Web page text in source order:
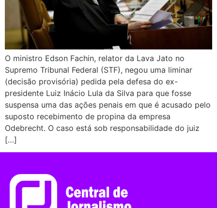
O ministro Edson Fachin, relator da Lava Jato no
Supremo Tribunal Federal (STF), negou uma liminar
(decisão provisória) pedida pela defesa do ex-
presidente Luiz Inácio Lula da Silva para que fosse
suspensa uma das ações penais em que é acusado pelo
suposto recebimento de propina da empresa
Odebrecht. O caso está sob responsabilidade do juiz
[…]